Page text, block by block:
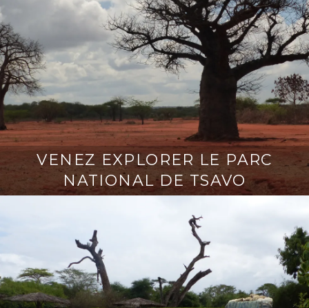
VENEZ EXPLORER LE PARC
NATIONAL DE TSAVO